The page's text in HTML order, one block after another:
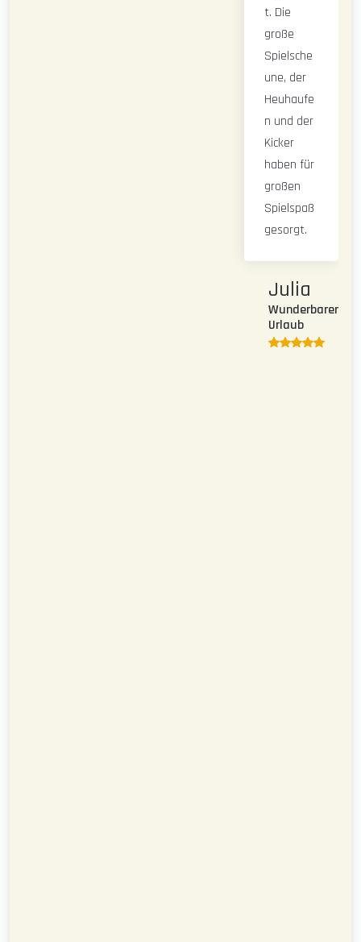
t. Die
große
Spielsche
une, der
Heuhaufe
n und der
Kicker
haben für
großen
Spielspaß
gesorgt.
Julia
Wunderbarer
Urlaub